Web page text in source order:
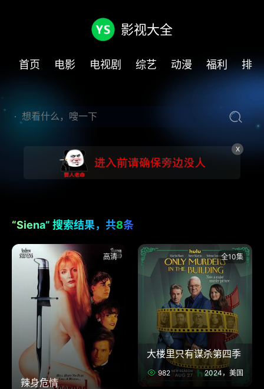
影视大全
首页 电影 电视剧 综艺 动漫 福利 排
X
“Siena” 搜索结果，共8条
高清
辣身危情
全10集
大楼里只有谋杀第四季
982 2024，美国